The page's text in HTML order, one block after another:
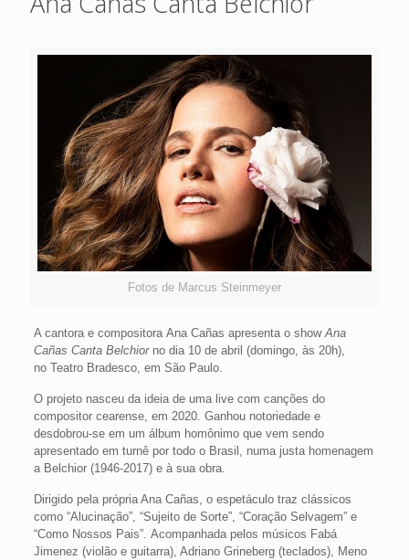
Fotos de Marcus Steinmeyer
A cantora e compositora Ana Cañas apresenta o show Ana
Cañas Canta Belchiorno dia 10 de abril (domingo, às 20h),
no Teatro Bradesco, em São Paulo.
O projeto nasceu da ideia de uma live com canções do
compositor cearense, em 2020. Ganhou notoriedade e
desdobrou-se em um álbum homônimo que vem sendo
apresentado em turnê por todo o Brasil, numa justa homenagem
a Belchior (1946-2017) e à sua obra.
Dirigido pela própria Ana Cañas, o espetáculo traz clássicos
como “Alucinação”, “Sujeito de Sorte”, “Coração Selvagem” e
“Como Nossos Pais”. Acompanhada pelos músicos Fabá
Jimenez (violão e guitarra), Adriano Grineberg (teclados), Meno